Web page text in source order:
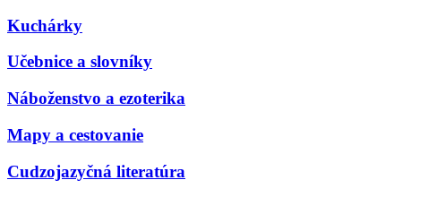
Kuchárky
Učebnice a slovníky
Náboženstvo a ezoterika
Mapy a cestovanie
Cudzojazyčná literatúra